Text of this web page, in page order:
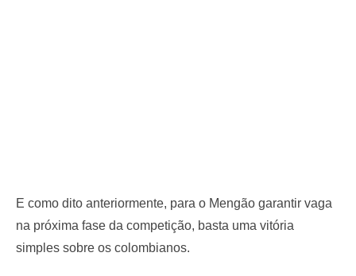
E como dito anteriormente, para o Mengão garantir vaga
na próxima fase da competição, basta uma vitória
simples sobre os colombianos.